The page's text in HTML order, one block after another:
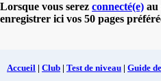
Lorsque vous serez connecté(e) au
enregistrer ici vos 50 pages
Accueil | Club | Test de niveau | Guide